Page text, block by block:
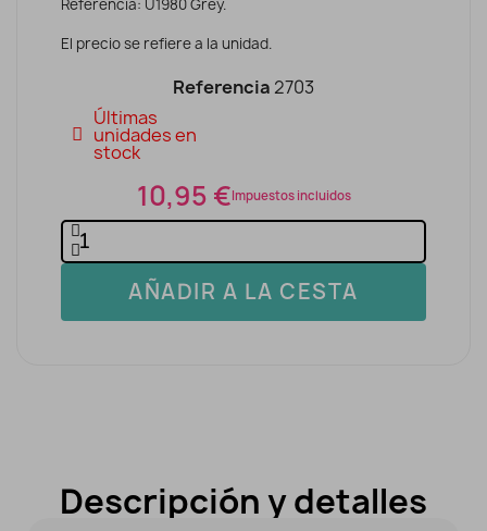
Referencia: U1980 Grey.
El precio se refiere a la unidad.
Referencia 2703
Últimas
unidades en
stock
10,95 €Impuestos incluidos
AÑADIR A LA CESTA
Descripción y detalles